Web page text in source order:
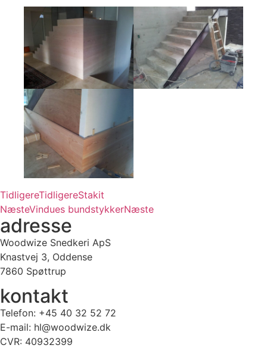
TidligereTidligereStakit
NæsteVindues bundstykkerNæste
adresse
Woodwize Snedkeri ApS
Knastvej 3, Oddense
7860 Spøttrup
kontakt
Telefon: +45 40 32 52 72
E-mail: hl@woodwize.dk
CVR: 40932399